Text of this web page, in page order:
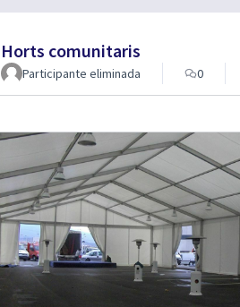
Horts comunitaris
Participante eliminada
0